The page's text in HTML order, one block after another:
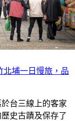
北埔一日慢旅，品
台三線上的客家
史古蹟及保存了